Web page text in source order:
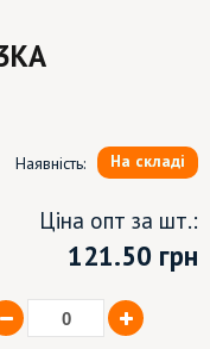
Наявність: На складі
Ціна опт за шт.:
121.50 грн